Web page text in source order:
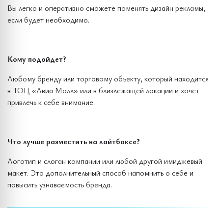
Вы легко и оперативно сможете поменять дизайн рекламы,
если будет необходимо.
Кому подойдет?
Любому бренду или торговому объекту, который находится
в ТОЦ «Авиа Молл» или в близлежащей локации и хочет
привлечь к себе внимание.
Что лучше разместить на лайтбоксе?
Логотип и слоган компании или любой другой имиджевый
макет. Это дополнительный способ напомнить о себе и
повысить узнаваемость бренда.